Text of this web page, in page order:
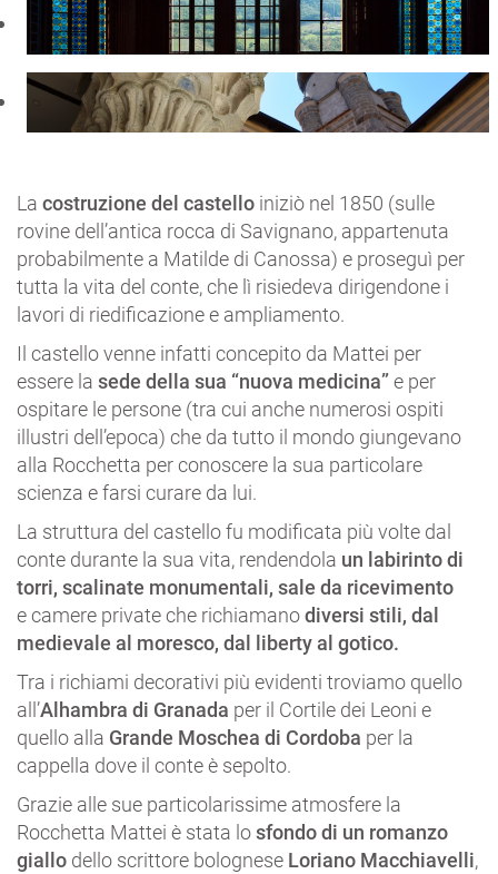
La costruzione del castello iniziò nel 1850 (sulle
rovine dell’antica rocca di Savignano, appartenuta
probabilmente a Matilde di Canossa) e proseguì per
tutta la vita del conte, che lì risiedeva dirigendone i
lavori di riedificazione e ampliamento.
Il castello venne infatti concepito da Mattei per
essere la sede della sua “nuova medicina”e per
ospitare le persone (tra cui anche numerosi ospiti
illustri dell’epoca) che da tutto il mondo giungevano
alla Rocchetta per conoscere la sua particolare
scienza e farsi curare da lui.
La struttura del castello fu modificata più volte dal
conte durante la sua vita, rendendola un labirinto di
torri, scalinate monumentali, sale da ricevimento
e camere private che richiamanodiversi stili, dal
medievale al moresco, dal liberty al gotico.
Tra i richiami decorativi più evidenti troviamo quello
all’Alhambra di Granada per il Cortile dei Leoni e
quello alla Grande Moschea di Cordoba per la
cappella dove il conte è sepolto.
Grazie alle sue particolarissime atmosfere la
Rocchetta Mattei è stata losfondo di un romanzo
giallo dello scrittore bolognese Loriano Macchiavelli,